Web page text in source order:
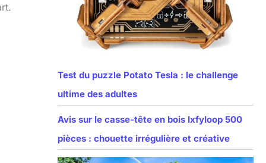
Test du puzzle Potato Tesla : le challenge
ultime des adultes
Avis sur le casse-tête en bois Ixfyloop 500
pièces : chouette irrégulière et créative